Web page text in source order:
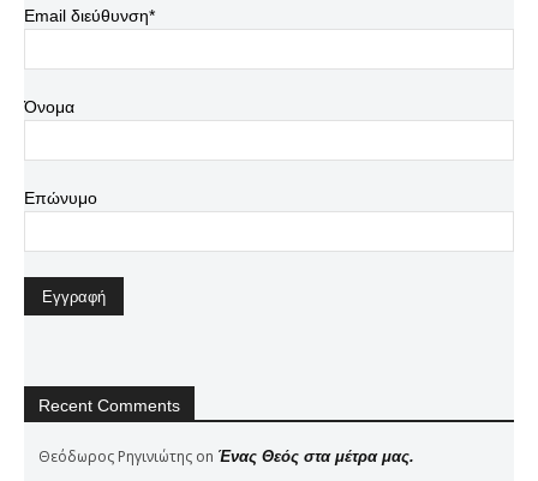
Email διεύθυνση*
Όνομα
Επώνυμο
Recent Comments
Θεόδωρος Ρηγινιώτης on Ένας Θεός στα μέτρα μας.